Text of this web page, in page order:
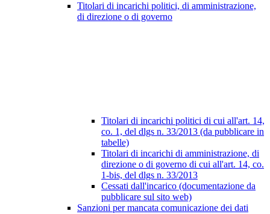
Titolari di incarichi politici, di amministrazione,
di direzione o di governo
Titolari di incarichi politici di cui all'art. 14,
co. 1, del dlgs n. 33/2013 (da pubblicare in
tabelle)
Titolari di incarichi di amministrazione, di
direzione o di governo di cui all'art. 14, co.
1-bis, del dlgs n. 33/2013
Cessati dall'incarico (documentazione da
pubblicare sul sito web)
Sanzioni per mancata comunicazione dei dati